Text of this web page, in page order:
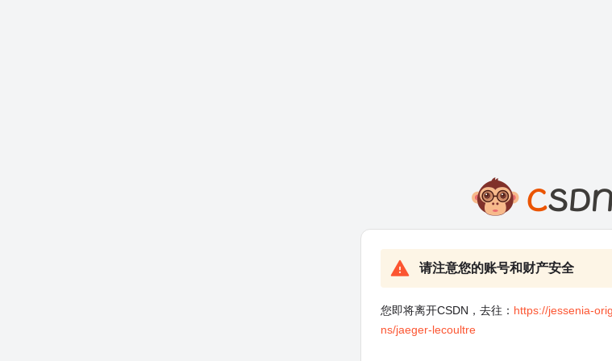
请注意您的账号和财产安全
您即将离开CSDN，去往： https://jessenia-
ns/jaeger-lecoultre